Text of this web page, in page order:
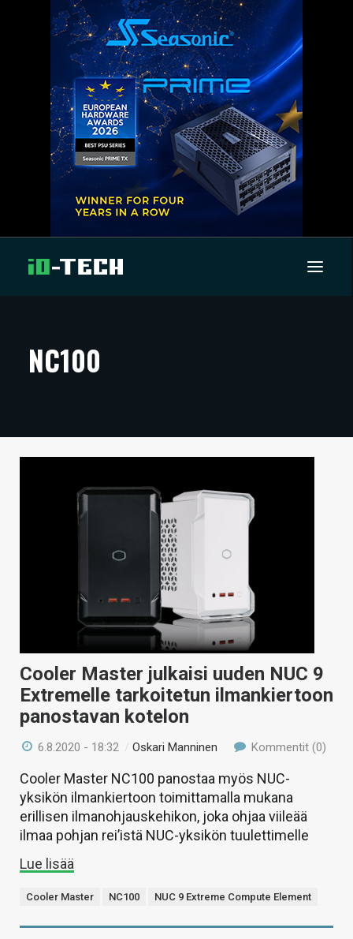
ARTIKKELIT
TECHBBS
HAKU
NC100
Cooler Master julkaisi uuden NUC 9
Extremelle tarkoitetun ilmankiertoon
panostavan kotelon
6.8.2020 - 18:32 /Oskari Manninen Kommentit (0)
Cooler Master NC100 panostaa myös NUC-
yksikön ilmankiertoon toimittamalla mukana
erillisen ilmanohjauskehikon, joka ohjaa viileää
ilmaa pohjan rei’istä NUC-yksikön tuulettimelle
Lue lisää
Cooler Master NC100 NUC 9 Extreme Compute Element